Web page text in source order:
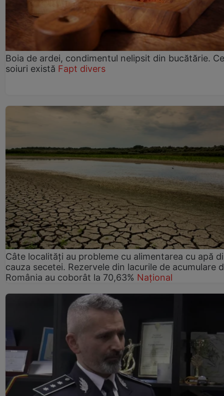
Boia de ardei, condimentul nelipsit din bucătărie. Ce
soiuri există Fapt divers
Câte localități au probleme cu alimentarea cu apă
cauza secetei. Rezervele din lacurile de acumulare
România au coborât la 70,63% Național